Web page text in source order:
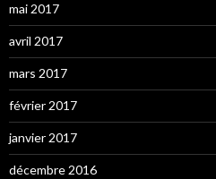
mai 2017
avril 2017
mars 2017
février 2017
janvier 2017
décembre 2016